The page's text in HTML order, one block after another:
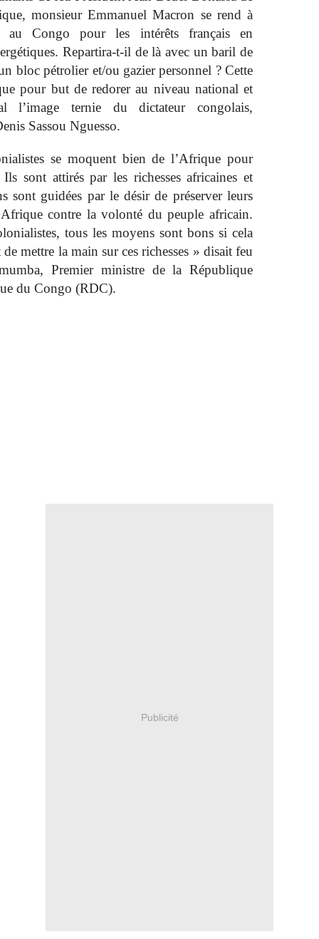
monsieur Emmanuel Macron se rend à
au Congo pour les intérêts français en
Repartira-t-il de là avec un baril de
bloc pétrolier et/ou gazier personnel ? Cette
pour but de redorer au niveau national et
l’image ternie du dictateur congolais,
Sassou Nguesso.
se moquent bien de l’Afrique pour
Ils sont attirés par les richesses africaines et
sont guidées par le désir de préserver leurs
contre la volonté du peuple africain.
tous les moyens sont bons si cela
mettre la main sur ces richesses » disait feu
Premier ministre de la République
du Congo (RDC).
Publicité